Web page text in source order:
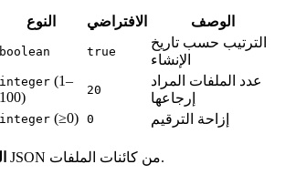
النوع الافتراضي الوصف
boolean true
الترتيب حسب تاريخ
الإنشاء
integer (1–
100)
20
عدد الملفات المراد
إرجاعها
integer (≥0) 0 إزاحة الترقيم
— صفيف JSON من كائنات الملفات.